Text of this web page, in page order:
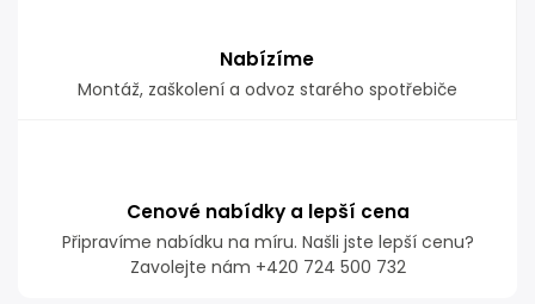
Nabízíme
Montáž, zaškolení a odvoz starého spotřebiče
Cenové nabídky a lepší cena
Připravíme nabídku na míru. Našli jste lepší cenu?
Zavolejte nám +420 724 500 732